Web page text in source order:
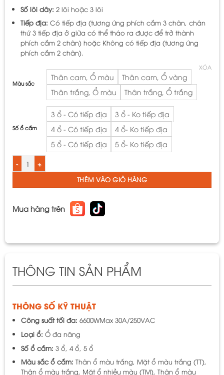
Số lõi dây: 2 lõi hoặc 3 lõi
Tiếp địa: Có tiếp địa (tương ứng phích cắm 3 chân, chân
thứ 3 tiếp địa ở giữa có thể tháo ra được để trở thành
phích cắm 2 chân) hoặc Không có tiếp địa (tương ứng
phích cắm 2 chân).
Màu sắc
Thân cam, Ổ màu
Thân cam, Ổ vàng
Thân trắng, Ổ màu
Thân trắng, Ổ trắng
Số ổ cắm
3 ổ - Có tiếp địa
3 ổ - Ko tiếp địa
4 ổ - Có tiếp địa
4 ổ- Ko tiếp địa
5 ổ - Có tiếp địa
5 ổ- Ko tiếp địa
XÓA
THÊM VÀO GIỎ HÀNG
Mua hàng trên
THÔNG TIN SẢN PHẨM
THÔNG SỐ KỸ THUẬT
Công suất tối đa: 6600WMax 30A/250VAC
Loại ổ: Ổ đa năng
Số ổ cắm: 3 ổ, 4 ổ, 5 ổ
Màu sắc ổ cắm: Thân ổ màu trắng, Mặt ổ màu trắng (TT),
Thân ổ màu trắng, Mặt ổ nhiều màu (TM), Thân ổ màu